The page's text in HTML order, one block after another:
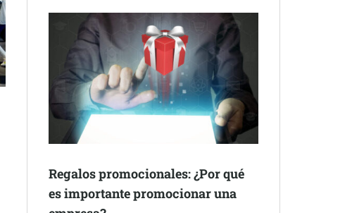
Regalos promocionales: ¿Por qué
es importante promocionar una